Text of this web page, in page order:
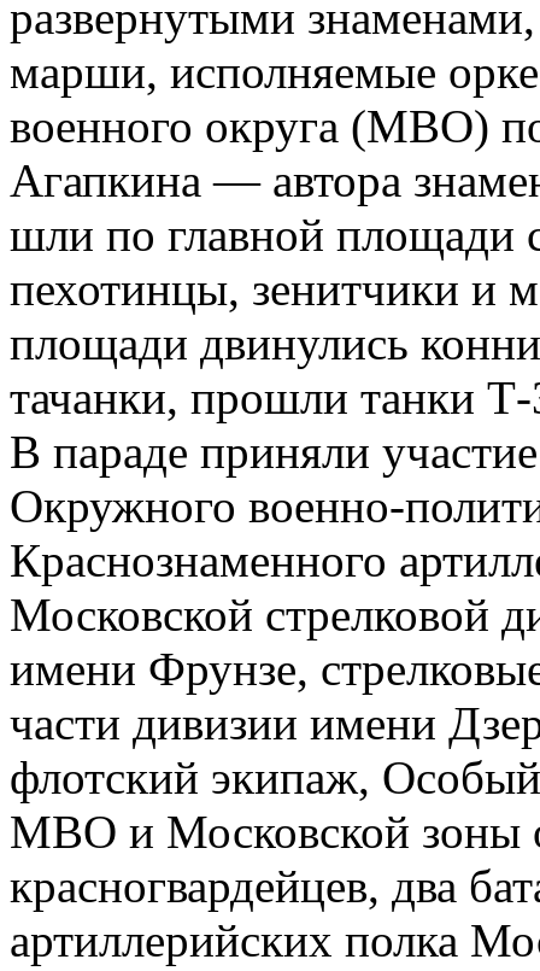
развернутыми
марши, исполняемые
военного округа (МВО)
Агапкина — автора
шли по главной площади
пехотинцы, зенитчики и
площади двинулись
тачанки, прошли танки
В параде приняли
Окружного военно-
Краснознаменного
Московской стрелковой
имени Фрунзе,
части дивизии имени
флотский экипаж, Особый
МВО и Московской зоны
красногвардейцев, два
артиллерийских полка